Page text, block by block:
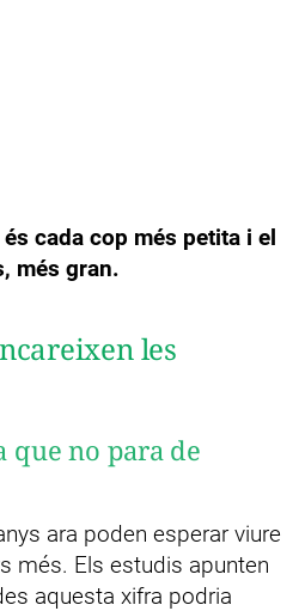
cada cop més petita i el
més gran.
les
que no para de
ara poden esperar viure
més. Els estudis apunten
aquesta xifra podria